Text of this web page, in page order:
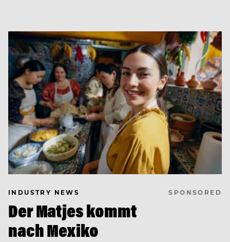
INDUSTRY NEWS SPONSORED
Der Matjes kommt
nach Mexiko